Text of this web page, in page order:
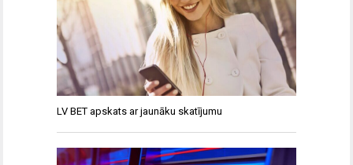
LV BET apskats ar jaunāku skatījumu